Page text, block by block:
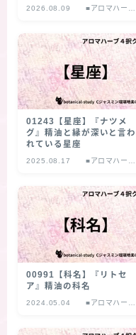
2026.08.09
■アロマハーブ
01243【星座】『ナツメ
グ』精油と縁が深いと言わ
れている星座
2025.08.17
■アロマハーブ
00991【科名】『リトセ
ア』精油の科名
2024.05.04
■アロマハーブ